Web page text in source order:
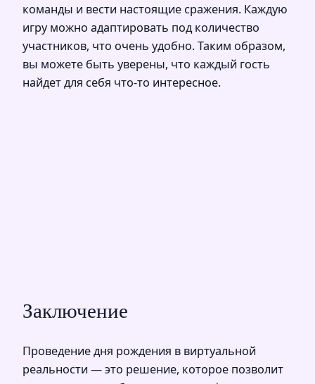
команды и вести настоящие сражения. Каждую
игру можно адаптировать под количество
участников, что очень удобно. Таким образом,
вы можете быть уверены, что каждый гость
найдет для себя что-то интересное.
Заключение
Проведение дня рождения в виртуальной
реальности — это решение, которое позволит